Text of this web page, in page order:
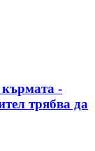
-
трябва да